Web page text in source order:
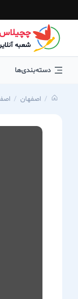
شعبه
دسته‌بندی‌ها
اصفهان